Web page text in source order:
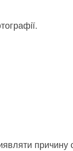
причину